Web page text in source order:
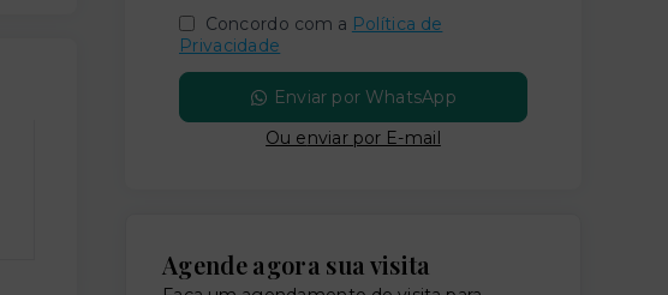
Concordo com a Política de
Privacidade
Enviar por WhatsApp
Ou enviar por E-mail
Agende agora sua visita